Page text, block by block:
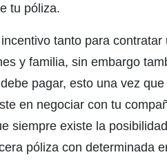
tu póliza.
tanto para contratar
y familia, sin embargo
pagar, esto una vez
en negociar con tu
siempre existe la
póliza con determinada